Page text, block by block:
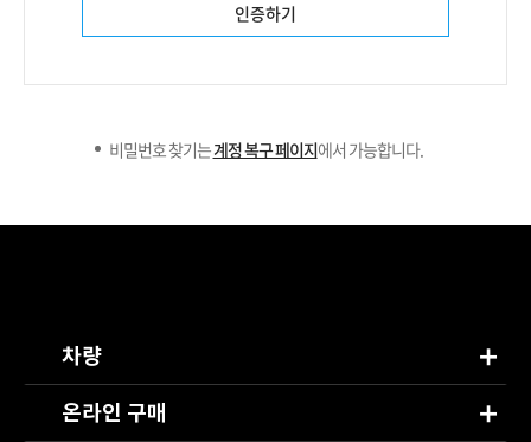
인증하기
비밀번호 찾기는계정 복구 페이지에서 가능합니다.